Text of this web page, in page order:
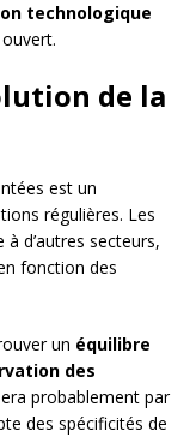
technologique
de la
est un
régulières. Les
d’autres secteurs,
fonction des
un équilibre
des
probablement par
des spécificités de